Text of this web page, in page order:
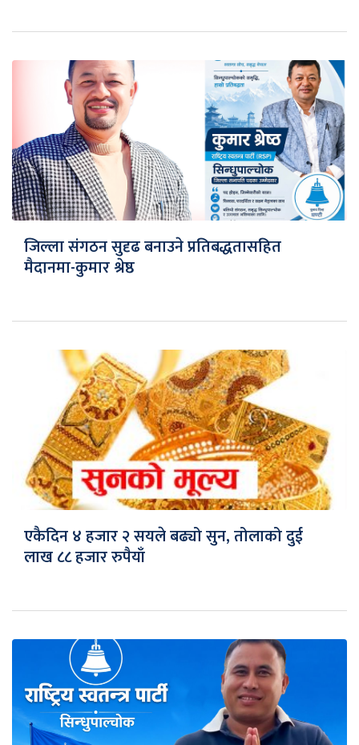
जिल्ला संगठन सुदृढ बनाउने प्रतिबद्धतासहित
मैदानमा-कुमार श्रेष्ठ
एकैदिन ४ हजार २ सयले बढ्यो सुन, तोलाको दुई
लाख ८८ हजार रुपैयाँ